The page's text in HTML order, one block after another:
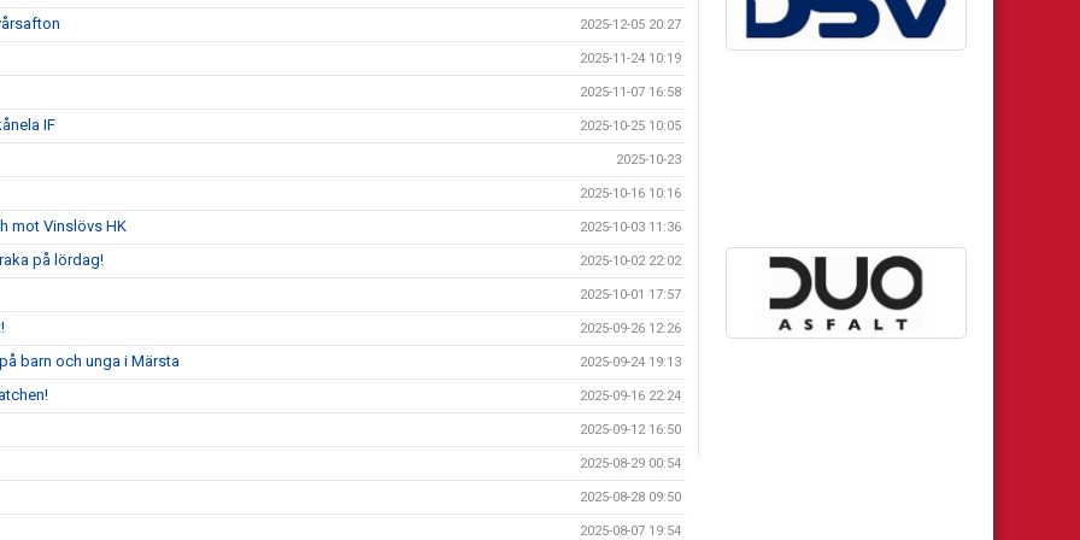
2025-12-05 20:27
2025-11-24 10:19
2025-11-07 16:58
IF 2025-10-25 10:05
2025-10-23
2025-10-16 10:16
mot Vinslövs HK 2025-10-03 11:36
på lördag! 2025-10-02 22:02
2025-10-01 17:57
2025-09-26 12:26
barn och unga i Märsta 2025-09-24 19:13
2025-09-16 22:24
2025-09-12 16:50
2025-08-29 00:54
2025-08-28 09:50
2025-08-07 19:54